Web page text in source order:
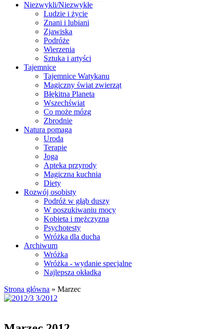
Niezwykli/Niezwykłe
Ludzie i życie
Znani i lubiani
Zjawiska
Podróże
Wierzenia
Sztuka i artyści
Tajemnice
Tajemnice Watykanu
Magiczny świat zwierząt
Błękitna Planeta
Wszechświat
Co może mózg
Zbrodnie
Natura pomaga
Uroda
Terapie
Joga
Apteka przyrody
Magiczna kuchnia
Diety
Rozwój osobisty
Podróż w głąb duszy
W poszukiwaniu mocy
Kobieta i mężczyzna
Psychotesty
Wróżka dla ducha
Archiwum
Wróżka
Wróżka - wydanie specjalne
Najlepsza okładka
Strona główna » Marzec